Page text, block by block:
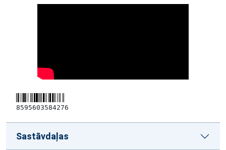
8595603584276
Sastāvdaļas